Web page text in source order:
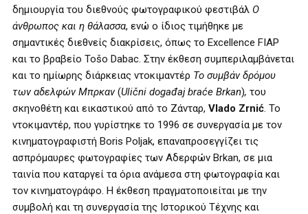
δημιουργία του διεθνούς φωτογραφικού φεστιβάλ Ο
άνθρωπος και η θάλασσα, ενώ ο ίδιος τιμήθηκε με
σημαντικές διεθνείς διακρίσεις, όπως το Excellence FIAP
και το βραβείο Tošo Dabac. Στην έκθεση συμπεριλαμβάνεται
και το ημίωρης διάρκειας ντοκιμαντέρ Το συμβάν δρόμου
των αδελφών Μπρκαν(Ulični događaj braće Brkan), του
σκηνοθέτη και εικαστικού από το Ζάνταρ, Vlado Zrnić. Το
ντοκιμαντέρ, που γυρίστηκε το 1996 σε συνεργασία με τον
κινηματογραφιστή Boris Poljak, επαναπροσεγγίζει τις
ασπρόμαυρες φωτογραφίες των Αδερφών Brkan, σε μια
ταινία που καταργεί τα όρια ανάμεσα στη φωτογραφία και
τον κινηματογράφο. Η έκθεση πραγματοποιείται με την
συμβολή και τη συνεργασία της Ιστορικού Τέχνης και